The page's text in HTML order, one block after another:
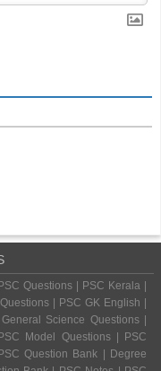
Questions | PSC Kerala |
| PSC GK English |
Science Questions |
Model Questions | PSC
Question Bank | Degree